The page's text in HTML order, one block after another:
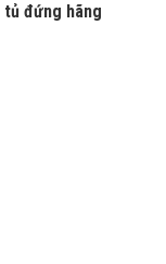
đứng hãng